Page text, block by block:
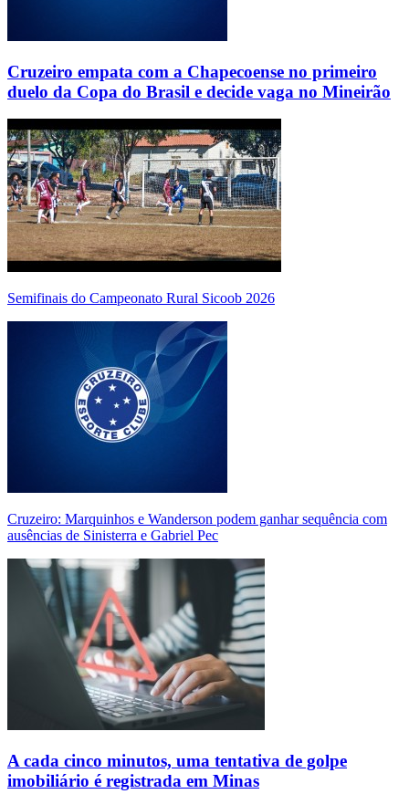
Cruzeiro empata com a Chapecoense no primeiro
duelo da Copa do Brasil e decide vaga no Mineirão
Semifinais do Campeonato Rural Sicoob 2026
Cruzeiro: Marquinhos e Wanderson podem ganhar sequência com
ausências de Sinisterra e Gabriel Pec
A cada cinco minutos, uma tentativa de golpe
imobiliário é registrada em Minas